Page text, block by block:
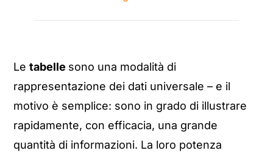
Letabelle sono una modalità di
rappresentazione dei dati universale – e il
motivo è semplice: sono in grado di illustrare
rapidamente, con efficacia, una grande
quantità di informazioni. La loro potenza